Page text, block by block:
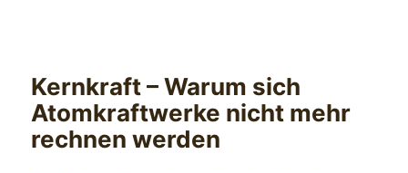
Kernkraft – Warum sich
Atomkraftwerke nicht mehr
rechnen werden